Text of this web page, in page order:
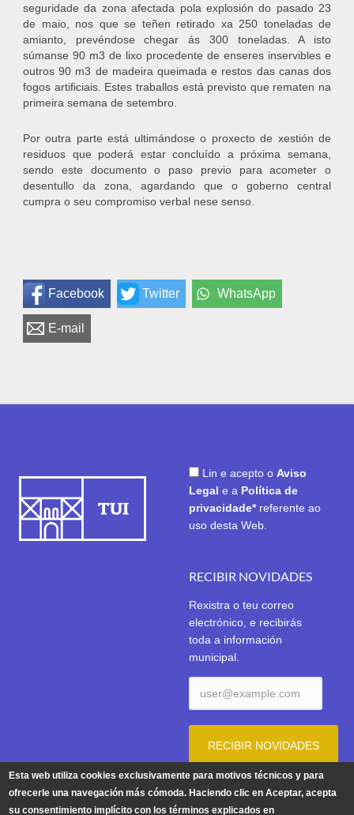
seguridade da zona afectada pola explosión do pasado 23
de maio, nos que se teñen retirado xa 250 toneladas de
amianto, prevéndose chegar ás 300 toneladas. A isto
súmanse 90 m3 de lixo procedente de enseres inservibles e
outros 90 m3 de madeira queimada e restos das canas dos
fogos artificiais. Estes traballos está previsto que rematen na
primeira semana de setembro.
Por outra parte está ultimándose o proxecto de xestión de
residuos que poderá estar concluído a próxima semana,
sendo este documento o paso previo para acometer o
desentullo da zona, agardando que o goberno central
cumpra o seu compromiso verbal nese senso.
Facebook Twitter WhatsApp
E-mail
Lin e acepto o Aviso
Legal e a Política de
privacidade* referente ao
uso desta Web.
RECIBIR NOVIDADES
Rexistra o teu correo
electrónico, e recibirás
toda a información
municipal.
Esta web utiliza cookies exclusivamente para motivos técnicos y para
ofrecerle una navegación más cómoda. Haciendo clic en Aceptar, acepta
su consentimiento implícito con los términos explicados en